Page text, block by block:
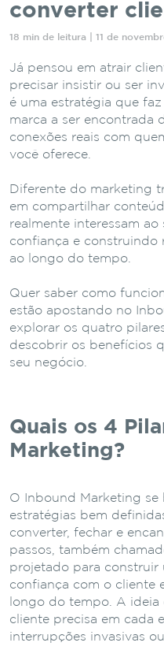
converter
18 min de leitura | 11 de
Já pensou em atrair
precisar insistir ou ser
é uma estratégia que
marca a ser encontrada
conexões reais com
você oferece.
Diferente do marketing
em compartilhar
realmente interessam
confiança e construindo
ao longo do tempo.
Quer saber como
estão apostando no
explorar os quatro
descobrir os benefícios
seu negócio.
Quais os 4
Marketing?
O Inbound Marketing se
estratégias bem
converter, fechar e
passos, também
projetado para construir
confiança com o cliente
longo do tempo. A
cliente precisa em cada
interrupções invasivas ou